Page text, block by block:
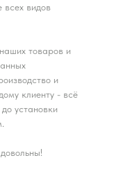
всех видов
товаров и
и
клиенту - всё
установки